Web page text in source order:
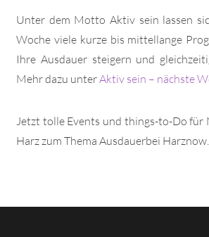
Unter dem Motto Aktiv sein lassen
Woche viele kurze bis mittellange
Ihre Ausdauer steigern und
Mehr dazu unterAktiv sein – nächste
Jetzt tolle Events und things-to-Do für
Harz zum Thema Ausdauerbei